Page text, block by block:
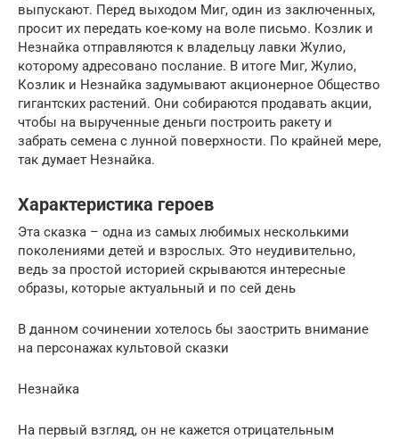
выпускают. Перед выходом Миг, один из заключенных,
просит их передать кое-кому на воле письмо. Козлик и
Незнайка отправляются к владельцу лавки Жулио,
которому адресовано послание. В итоге Миг, Жулио,
Козлик и Незнайка задумывают акционерное Общество
гигантских растений. Они собираются продавать акции,
чтобы на вырученные деньги построить ракету и
забрать семена с лунной поверхности. По крайней мере,
так думает Незнайка.
Характеристика героев
Эта сказка – одна из самых любимых несколькими
поколениями детей и взрослых. Это неудивительно,
ведь за простой историей скрываются интересные
образы, которые актуальный и по сей день
В данном сочинении хотелось бы заострить внимание
на персонажах культовой сказки
Незнайка
На первый взгляд, он не кажется отрицательным